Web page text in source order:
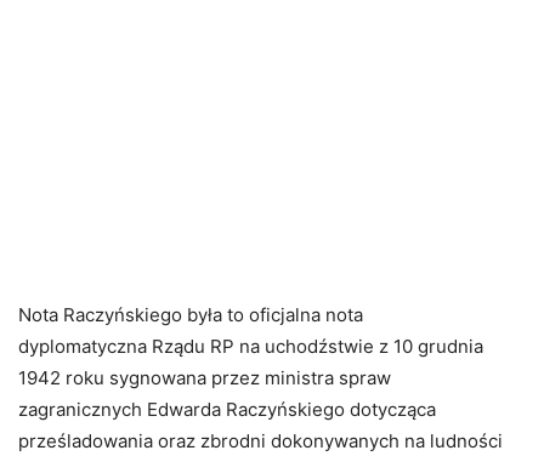
Nota Raczyńskiego była to oficjalna nota
dyplomatyczna Rządu RP na uchodźstwie z 10 grudnia
1942 roku sygnowana przez ministra spraw
zagranicznych Edwarda Raczyńskiego dotycząca
prześladowania oraz zbrodni dokonywanych na ludności